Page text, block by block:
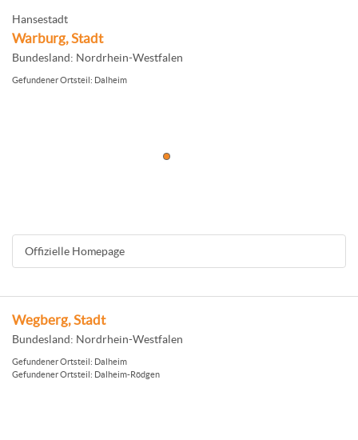
Hansestadt
Warburg, Stadt
Bundesland: Nordrhein-Westfalen
Gefundener Ortsteil: Dalheim
Offizielle Homepage
Wegberg, Stadt
Bundesland: Nordrhein-Westfalen
Gefundener Ortsteil: Dalheim
Gefundener Ortsteil: Dalheim-Rödgen